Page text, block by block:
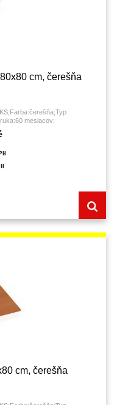
cm, čerešňa
mesiacov;
cm, čerešňa